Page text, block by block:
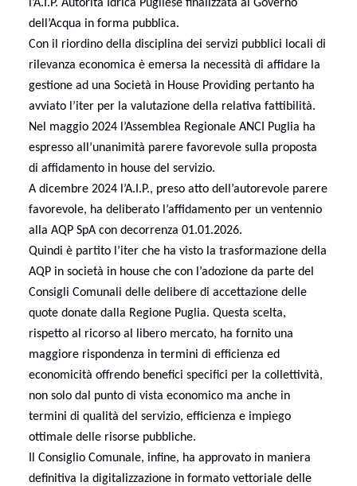
l’A.I.P. Autorità Idrica Pugliese finalizzata al Governo
dell’Acqua in forma pubblica.
Con il riordino della disciplina dei servizi pubblici locali di
rilevanza economica è emersa la necessità di affidare la
gestione ad una Società in House Providing pertanto ha
avviato l’iter per la valutazione della relativa fattibilità.
Nel maggio 2024 l’Assemblea Regionale ANCI Puglia ha
espresso all’unanimità parere favorevole sulla proposta
di affidamento in house del servizio.
A dicembre 2024 l’A.I.P., preso atto dell’autorevole parere
favorevole, ha deliberato l’affidamento per un ventennio
alla AQP SpA con decorrenza 01.01.2026.
Quindi è partito l’iter che ha visto la trasformazione della
AQP in società in house che con l’adozione da parte del
Consigli Comunali delle delibere di accettazione delle
quote donate dalla Regione Puglia. Questa scelta,
rispetto al ricorso al libero mercato, ha fornito una
maggiore rispondenza in termini di efficienza ed
economicità offrendo benefici specifici per la collettività,
non solo dal punto di vista economico ma anche in
termini di qualità del servizio, efficienza e impiego
ottimale delle risorse pubbliche.
Il Consiglio Comunale, infine, ha approvato in maniera
definitiva la digitalizzazione in formato vettoriale delle